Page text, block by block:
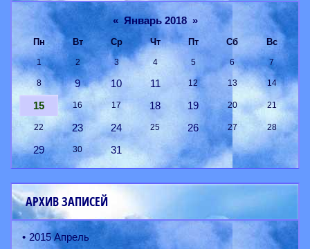
« Январь 2018 »
Пн Вт Ср Чт Пт Сб Вс
1 2 3 4 5 6 7
8 9 10 11 12 13 14
15 16 17 18 19 20 21
22 23 24 25 26 27 28
29 30 31
АРХИВ ЗАПИСЕЙ
2015 Апрель